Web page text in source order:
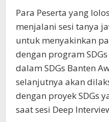
Para Peserta yang
menjalani sesi tanya
untuk menyakinkan
dengan program
dalam SDGs Banten
selanjutnya akan
dengan proyek SDGs
saat sesi Deep